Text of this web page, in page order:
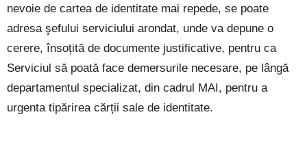
nevoie de cartea de identitate mai repede, se poate
adresa şefului serviciului arondat, unde va depune o
cerere, însoțită de documente justificative, pentru ca
Serviciul să poată face demersurile necesare, pe lângă
departamentul specializat, din cadrul MAI, pentru a
urgenta tipărirea cărții sale de identitate.